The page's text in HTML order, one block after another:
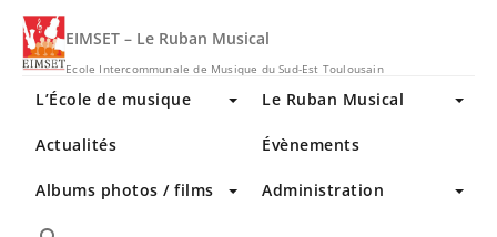
Skip
content
EIMSET – Le Ruban Musical
Ecole Intercommunale de Musique du Sud-Est Toulousain
L’École de musique Le Ruban Musical
Actualités Évènements
Albums photos / films Administration